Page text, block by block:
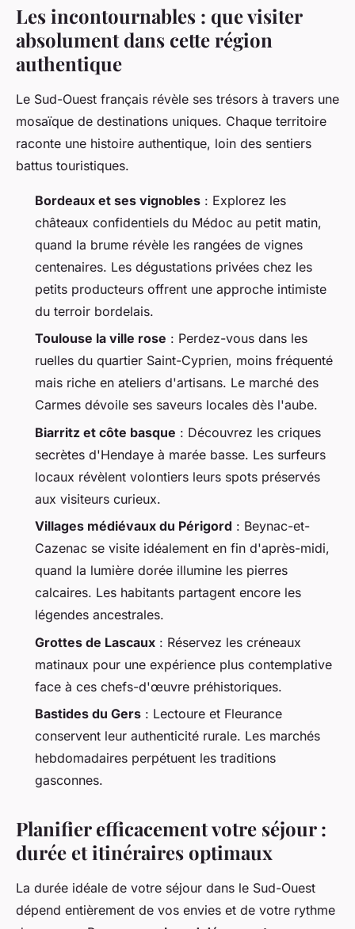
Les incontournables : que visiter
absolument dans cette région
authentique
Le Sud-Ouest français révèle ses trésors à travers une
mosaïque de destinations uniques. Chaque territoire
raconte une histoire authentique, loin des sentiers
battus touristiques.
Bordeaux et ses vignobles : Explorez les
châteaux confidentiels du Médoc au petit matin,
quand la brume révèle les rangées de vignes
centenaires. Les dégustations privées chez les
petits producteurs offrent une approche intimiste
du terroir bordelais.
Toulouse la ville rose : Perdez-vous dans les
ruelles du quartier Saint-Cyprien, moins fréquenté
mais riche en ateliers d'artisans. Le marché des
Carmes dévoile ses saveurs locales dès l'aube.
Biarritz et côte basque : Découvrez les criques
secrètes d'Hendaye à marée basse. Les surfeurs
locaux révèlent volontiers leurs spots préservés
aux visiteurs curieux.
Villages médiévaux du Périgord : Beynac-et-
Cazenac se visite idéalement en fin d'après-midi,
quand la lumière dorée illumine les pierres
calcaires. Les habitants partagent encore les
légendes ancestrales.
Grottes de Lascaux : Réservez les créneaux
matinaux pour une expérience plus contemplative
face à ces chefs-d'œuvre préhistoriques.
Bastides du Gers : Lectoure et Fleurance
conservent leur authenticité rurale. Les marchés
hebdomadaires perpétuent les traditions
gasconnes.
Planifier efficacement votre séjour :
durée et itinéraires optimaux
La durée idéale de votre séjour dans le Sud-Ouest
dépend entièrement de vos envies et de votre rythme